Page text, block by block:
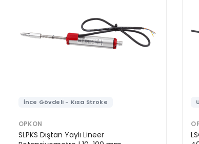
İnce Gövdeli - Kısa Stroke
OPKON
SLPKS Dıştan Yaylı Lineer